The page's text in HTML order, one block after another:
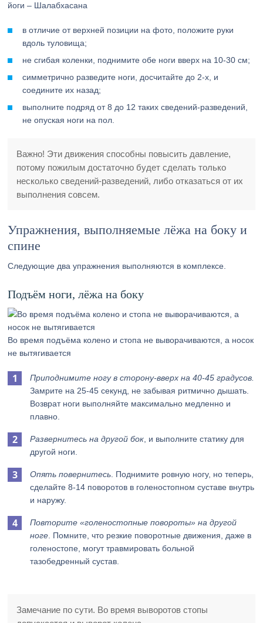
йоги – Шалабхасана
в отличие от верхней позиции на фото, положите руки
вдоль туловища;
не сгибая коленки, поднимите обе ноги вверх на 10-30 см;
симметрично разведите ноги, досчитайте до 2-х, и
соедините их назад;
выполните подряд от 8 до 12 таких сведений-разведений,
не опуская ноги на пол.
Важно! Эти движения способны повысить давление,
потому пожилым достаточно будет сделать только
несколько сведений-разведений, либо отказаться от их
выполнения совсем.
Упражнения, выполняемые лёжа на боку и
спине
Следующие два упражнения выполняются в комплексе.
Подъём ноги, лёжа на боку
Во время подъёма колено и стопа не выворачиваются, а носок
не вытягивается
Приподнимите ногу в сторону-вверх на 40-45 градусов.
Замрите на 25-45 секунд, не забывая ритмично дышать.
Возврат ноги выполняйте максимально медленно и
плавно.
Развернитесь на другой бок , и выполните статику для
другой ноги.
Опять повернитесь . Поднимите ровную ногу, но теперь,
сделайте 8-14 поворотов в голеностопном суставе внутрь
и наружу.
Повторите «голеностопные повороты» на другой
ноге . Помните, что резкие поворотные движения, даже в
голеностопе, могут травмировать больной
тазобедренный сустав.
Замечание по сути. Во время выворотов стопы